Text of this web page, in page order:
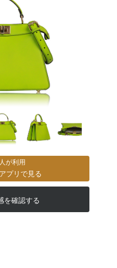
が利用
プリで見る
を確認する